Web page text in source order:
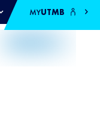
MYUTMB